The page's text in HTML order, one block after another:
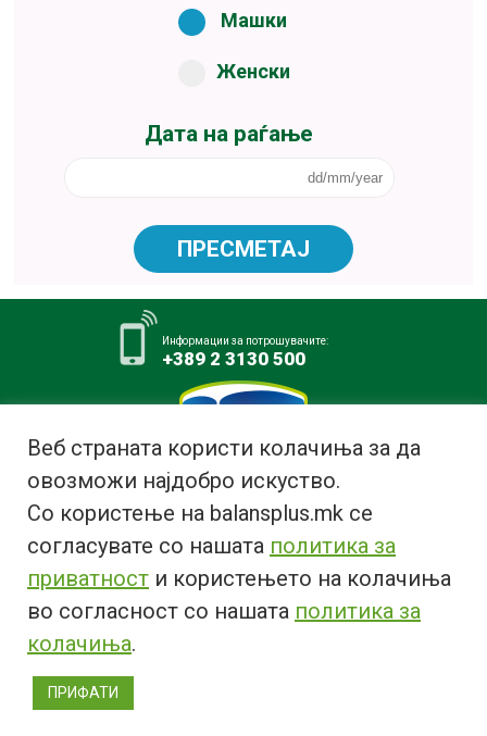
Машки
Женски
Дата на раѓање
ПРЕСМЕТАЈ
Информации за потрошувачите:
+389 2 3130 500
ул. Ѓурчин Наумов Пљакот бр.1,
7000 Битола, Република
Македонија
Тел:+389 47 226 380
Факс: +389 47 237 073
© 2018 Copyright | All rights reserved 2018 ® |
Веб страната користи колачиња за да
овозможи најдобро искуство.
Со користење на balansplus.mk се
согласувате со нашата политика за
приватност и користењето на колачиња
во согласност со нашата политика за
колачиња.
ПРИФАТИ